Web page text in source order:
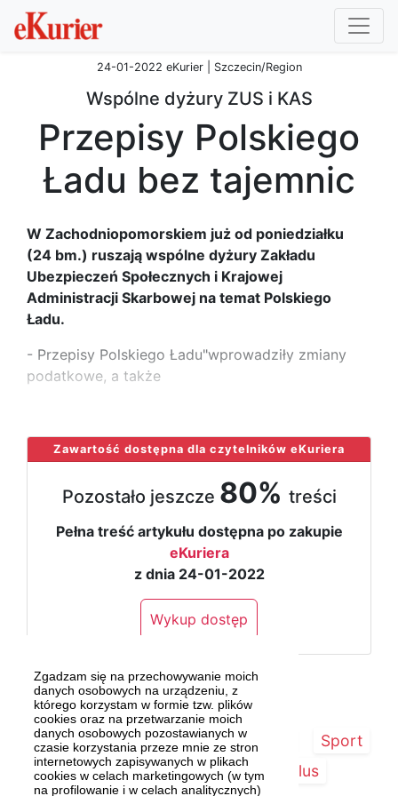
Zgadzam się na przechowywanie moich
danych osobowych na urządzeniu, z
którego korzystam w formie tzw. plików
cookies oraz na przetwarzanie moich
danych osobowych pozostawianych w
czasie korzystania przeze mnie ze stron
internetowych zapisywanych w plikach
cookies w celach marketingowych (w tym
na profilowanie i w celach analitycznych)
24-01-2022 eKurier | Szczecin/Region
Wspólne dyżury ZUS i KAS
Przepisy Polskiego
Ładu bez tajemnic
W Zachodniopomorskiem już od poniedziałku
(24 bm.) ruszają wspólne dyżury Zakładu
Ubezpieczeń Społecznych i Krajowej
Administracji Skarbowej na temat Polskiego
Ładu.
- Przepisy Polskiego Ładu"wprowadziły zmiany
podatkowe, a także
Zawartość dostępna dla czytelników eKuriera
Pozostało jeszcze 80% treści
Pełna treść artykułu dostępna po zakupie
eKuriera
z dnia 24-01-2022
Wykup dostęp
Strona główna Szczecin/Region
Sport
Kultura
Kurier Plus